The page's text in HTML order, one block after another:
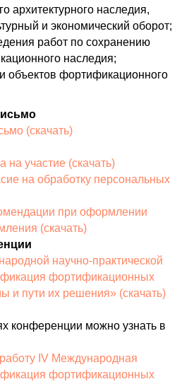
архитектурного наследия,
и экономический оборот;
работ по сохранению
наследия;
объектов фортификационного
(скачать)
на участие (скачать)
на обработку персональных
при оформлении
(скачать)
научно-практической
фортификационных
и пути их решения» (скачать)
конференции можно узнать в
IV Международная
фортификационных